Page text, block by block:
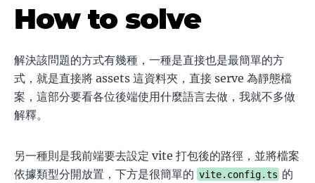
How to solve
解決該問題的方式有幾種，一種是直接也是最簡單的方
式，就是直接將 assets 這資料夾，直接 serve 為靜態檔
案，這部分要看各位後端使用什麼語言去做，我就不多做
解釋。
另一種則是我前端要去設定 vite 打包後的路徑，並將檔案
依據類型分開放置，下方是很簡單的 vite.config.ts 的